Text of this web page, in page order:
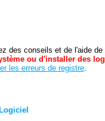
des conseils et de l'aide
ou d'installer des
les erreurs de registre.
Logiciel